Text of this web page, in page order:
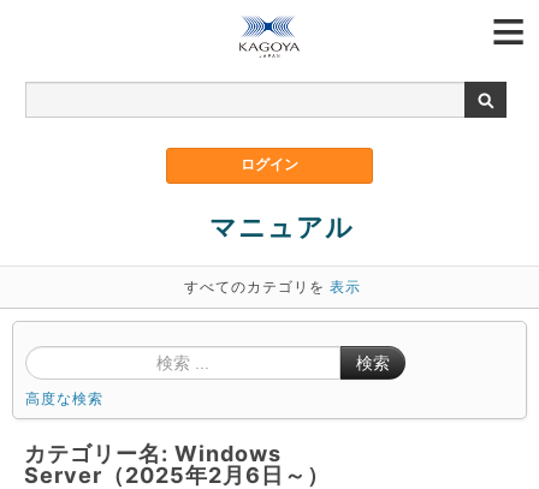
マニュアル
すべてのカテゴリを 表示
検索
高度な検索
カテゴリー名: Windows
Server（2025年2月6日～）